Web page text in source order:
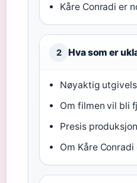
Kåre Conradi er
2 Hva som er
Nøyaktig
Om filmen vil bli
Presis
Om Kåre